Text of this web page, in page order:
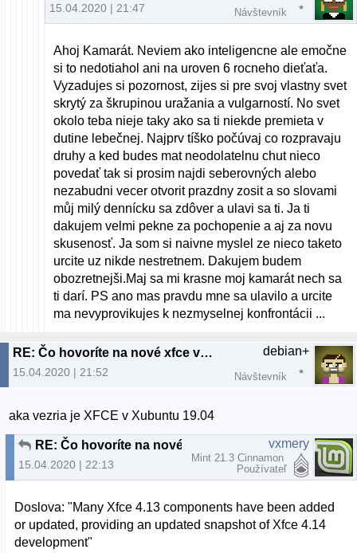
15.04.2020 | 21:47 Návštevník
Ahoj Kamarát. Neviem ako inteligencne ale emočne
si to nedotiahol ani na uroven 6 rocneho dieťaťa.
Vyzadujes si pozornost, zijes si pre svoj vlastny svet
skrytý za škrupinou uražania a vulgarností. No svet
okolo teba nieje taky ako sa ti niekde premieta v
dutine lebečnej. Najprv tíško počúvaj co rozpravaju
druhy a ked budes mat neodolatelnu chut nieco
povedať tak si prosim najdi seberovných alebo
nezabudni vecer otvorit prazdny zosit a so slovami
můj milý dennícku sa zdôver a ulavi sa ti. Ja ti
dakujem velmi pekne za pochopenie a aj za novu
skusenosť. Ja som si naivne myslel ze nieco taketo
urcite uz nikde nestretnem. Dakujem budem
obozretnejši.Maj sa mi krasne moj kamarát nech sa
ti darí. PS ano mas pravdu mne sa ulavilo a urcite
ma nevyprovikujes k nezmyselnej konfrontácii ...
RE: Čo hovoríte na nové xfce v xubuntu19.04
15.04.2020 | 21:52
debian+
Návštevník
aka vezria je XFCE v Xubuntu 19.04
15.04.2020 | 22:13
vxmery
Mint 21.3 Cinnamon
Používateľ
Doslova: "Many Xfce 4.13 components have been added
or updated, providing an updated snapshot of Xfce 4.14
development"